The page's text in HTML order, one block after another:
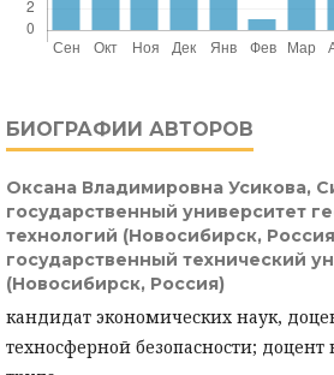
БИОГРАФИИ АВТОРОВ
Оксана Владимировна Усикова,
государственный университет
технологий (Новосибирск,
государственный технический
(Новосибирск, Россия)
кандидат экономических наук,
техносферной безопасности;